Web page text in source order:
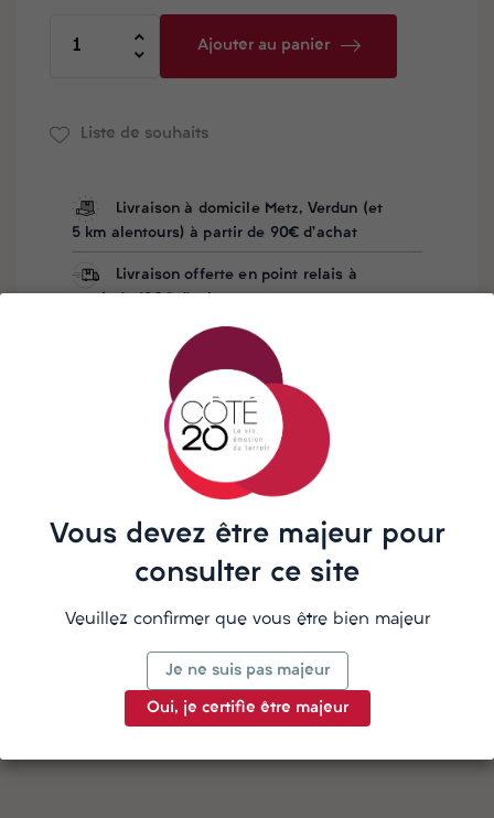
Ajouter au panier
Liste de souhaits
Livraison à domicile Metz, Verdun (et
5 km alentours) à partir de 90€ d'achat
Livraison offerte en point relais à
Besoin d'aide ? Notre équipe vous
répond sur WhatsApp
La description
Détails du produit
Vous devez être majeur pour
consulter ce site
Veuillez confirmer que vous être bien majeur
Je ne suis pas majeur
Oui, je certifie être majeur